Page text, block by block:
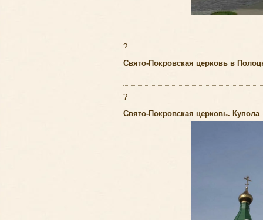
?
Свято-Покровская церковь в
?
Свято-Покровская церковь. Купола